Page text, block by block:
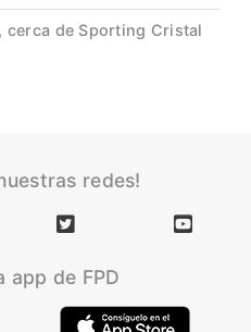
cerca de Sporting Cristal
redes!
app de FPD